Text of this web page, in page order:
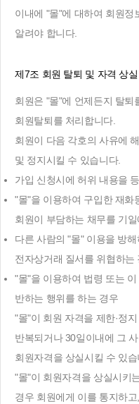
이내에 "몰"에 대하여 회원정
알려야 합니다.
제7조 회원 탈퇴 및 자격 상
회원은 "몰"에 언제든지 탈퇴
회원탈퇴를 처리합니다.
회원이 다음 각호의 사유에
및 정지시킬 수 있습니다.
가입 신청시에 허위 내용을
"몰"을 이용하여 구입한 재화
회원이 부담하는 채무를 기
다른 사람의 "몰" 이용을 방
전자상거래 질서를 위협하는
"몰"을 이용하여 법령 또는
반하는 행위를 하는 경우
"몰"이 회원 자격을 제한·정
반복되거나 30일이내에 그
회원자격을 상실시킬 수 있습
"몰"이 회원자격을 상실시키
경우 회원에게 이를 통지하